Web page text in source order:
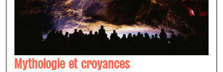
Mythologie et croyances